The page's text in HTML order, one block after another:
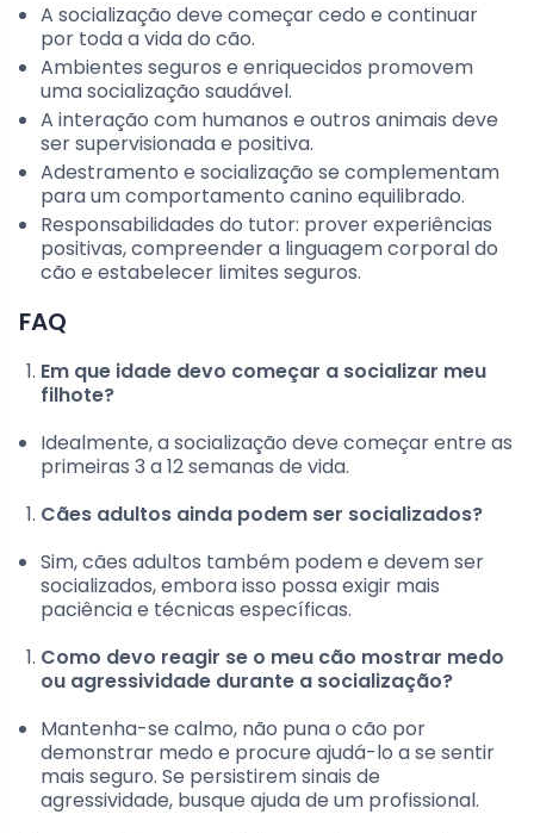
A socialização deve começar cedo e continuar
por toda a vida do cão.
Ambientes seguros e enriquecidos promovem
uma socialização saudável.
A interação com humanos e outros animais deve
ser supervisionada e positiva.
Adestramento e socialização se complementam
para um comportamento canino equilibrado.
Responsabilidades do tutor: prover experiências
positivas, compreender a linguagem corporal do
cão e estabelecer limites seguros.
FAQ
Em que idade devo começar a socializar meu
filhote?
Idealmente, a socialização deve começar entre as
primeiras 3 a 12 semanas de vida.
Cães adultos ainda podem ser socializados?
Sim, cães adultos também podem e devem ser
socializados, embora isso possa exigir mais
paciência e técnicas específicas.
Como devo reagir se o meu cão mostrar medo
ou agressividade durante a socialização?
Mantenha-se calmo, não puna o cão por
demonstrar medo e procure ajudá-lo a se sentir
mais seguro. Se persistirem sinais de
agressividade, busque ajuda de um profissional.